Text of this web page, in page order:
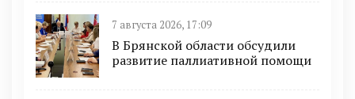
7 августа 2026, 17:09
В Брянской области обсудили
развитие паллиативной помощи